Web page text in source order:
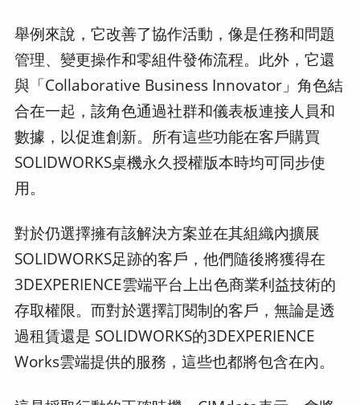
舉例來說，它改善了協作活動，像是任務和問題
管理、變更操作和零組件發佈流程。此外，它還
與「Collaborative Business Innovator」角色結
合在一起，該角色通過社群和儀表板連接人員和
數據，以促進創新。所有這些功能在客戶購買
SOLIDWORKS桌機永久授權版本時均可同步使
用。
對於仍選擇擁有該解決方案並在其組織內擴展
SOLIDWORKS足跡的客戶，他們隨後將獲得在
3DEXPERIENCE雲端平台上出色商業利益技術的
存取權限。而對於選擇訂閱制的客戶，無論是透
過租賃還是 SOLIDWORKS的3DEXPERIENCE
Works雲端提供的服務，這些也都將包含在內。